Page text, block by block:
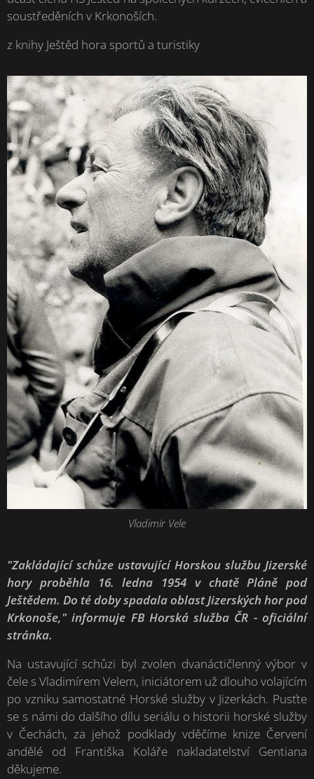
soustředěních v Krkonoších.
z knihy Ještěd hora sportů a turistiky
Vladimír Vele
"Zakládající schůze ustavující Horskou službu Jizerské
hory proběhla 16. ledna 1954 v chatě Pláně pod
Ještědem. Do té doby spadala oblast Jizerských hor pod
Krkonoše," informuje FB Horská služba ČR - oficiální
stránka.
Na ustavující schůzi byl zvolen dvanáctičlenný výbor v
čele s Vladimírem Velem, iniciátorem už dlouho volajícím
po vzniku samostatné Horské služby v Jizerkách. Pusťte
se s námi do dalšího dílu seriálu o historii horské služby
v Čechách, za jehož podklady vděčíme knize Červení
andělé od Františka Koláře nakladatelství Gentiana
děkujeme.